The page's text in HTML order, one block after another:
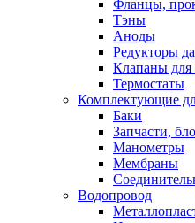
Обмен и возврат товара
Вакансии
Фланцы,
Тэны
Аноды
Редукторы
Клапаны для
Термостаты
Комплектующие
Баки
Запчасти,
Манометры
Мембраны
Водопровод